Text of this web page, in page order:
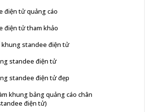
điện tử quảng cáo
điện tử tham khảo
khung standee điện tử
standee điện tử
standee điện tử đẹp
khung bảng quảng cáo chân
điện tử)